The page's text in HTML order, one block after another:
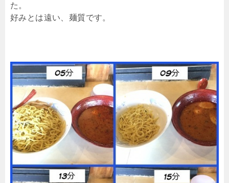
た。
好みとは遠い、麺質です。